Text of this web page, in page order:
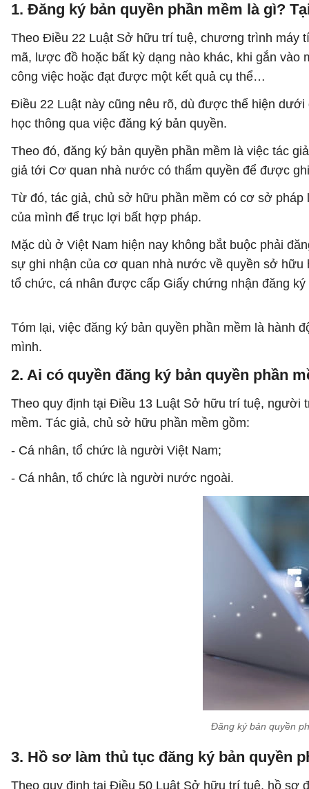
1. Đăng ký bản quyền phần mềm là gì?
Theo Điều 22 Luật Sở hữu trí tuệ, chương trình máy
mã, lược đồ hoặc bất kỳ dạng nào khác, khi gắn
công việc hoặc đạt được một kết quả cụ thể…
Điều 22 Luật này cũng nêu rõ, dù được thể hiện
học thông qua việc đăng ký bản quyền.
Theo đó, đăng ký bản quyền phần mềm là việc tác
giả tới Cơ quan nhà nước có thẩm quyền để được
Từ đó, tác giả, chủ sở hữu phần mềm có cơ sở
của mình để trục lợi bất hợp pháp.
Mặc dù ở Việt Nam hiện nay không bắt buộc phải
sự ghi nhận của cơ quan nhà nước về quyền sở
tổ chức, cá nhân được cấp Giấy chứng nhận đăng
Tóm lại, việc đăng ký bản quyền phần mềm là hành
mình.
2. Ai có quyền đăng ký bản quyền phần
Theo quy định tại Điều 13 Luật Sở hữu trí tuệ, người
mềm. Tác giả, chủ sở hữu phần mềm gồm:
- Cá nhân, tổ chức là người Việt Nam;
- Cá nhân, tổ chức là người nước ngoài.
Đăng ký bản quyền
3. Hồ sơ làm thủ tục đăng ký bản quyền
Theo quy định tại Điều 50 Luật Sở hữu trí tuệ, hồ sơ